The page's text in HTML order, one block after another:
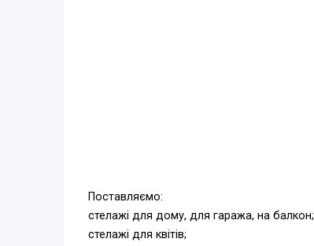
Поставляємо:
стелажі для дому, для гаража, на балкон;
стелажі для квітів;